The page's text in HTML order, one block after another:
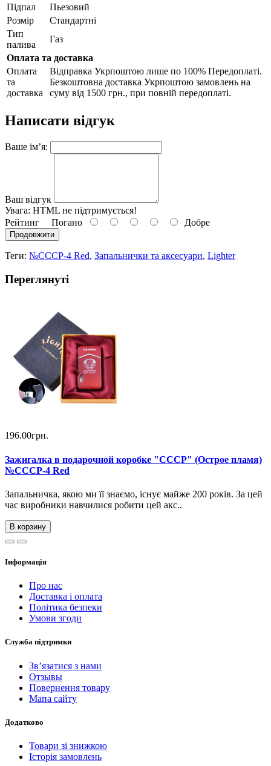
Підпал
Пьезовий
Розмір
Стандартні
Тип
палива
Газ
Оплата та доставка
Оплата
та
доставка
Відправка Укрпоштою лише по 100% Передоплаті.
Безкоштовна доставка Укрпоштою замовлень на
суму від 1500 грн., при повній передоплаті.
Написати відгук
Ваше ім’я:
Ваш відгук
Увага: HTML не підтримується!
Рейтинг Погано Добре
Продовжити
Теги: №СССР-4 Red, Запальнички та аксесуари, Lighter
Переглянуті
196.00грн.
Зажигалка в подарочной коробке "СССР" (Острое пламя)
№СССР-4 Red
Запальничка, якою ми її знаємо, існує майже 200 років. За цей
час виробники навчилися робити цей акс..
В корзину
Інформація
Про нас
Доставка і оплата
Політика безпеки
Умови згоди
Служба підтримки
Зв’язатися з нами
Отзывы
Повернення товару
Мапа сайту
Додатково
Товари зі знижкою
Історія замовлень